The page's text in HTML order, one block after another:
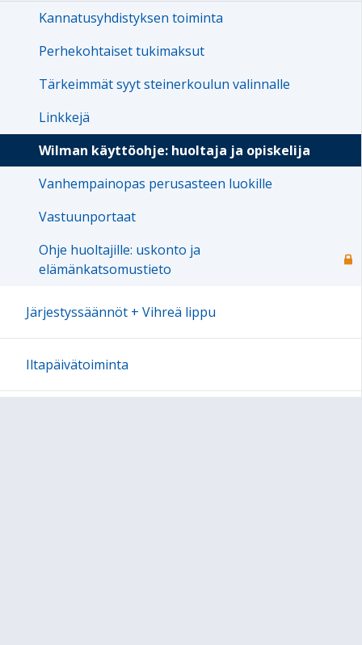
Kannatusyhdistyksen toiminta
Perhekohtaiset tukimaksut
Tärkeimmät syyt steinerkoulun valinnalle
Linkkejä
Wilman käyttöohje: huoltaja ja opiskelija
Vanhempainopas perusasteen luokille
Vastuunportaat
Ohje huoltajille: uskonto ja
elämänkatsomustieto
Järjestyssäännöt + Vihreä lippu
Iltapäivätoiminta